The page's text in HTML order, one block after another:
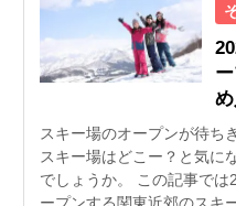
スキー場のオープンが待ち
スキー場はどこー？と気に
でしょうか。 この記事で
ープンする関東近郊のスキ